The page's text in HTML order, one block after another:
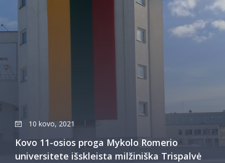
10 kovo, 2021
Kovo 11-osios proga Mykolo Romerio
universitete išskleista milžiniška Trispalvė